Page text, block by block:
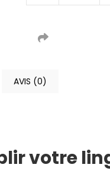
AVIS (0)
votre